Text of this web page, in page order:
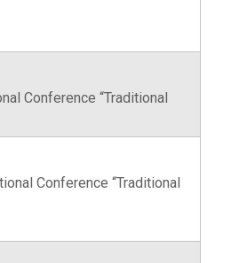
Conference “Traditional
Conference “Traditional